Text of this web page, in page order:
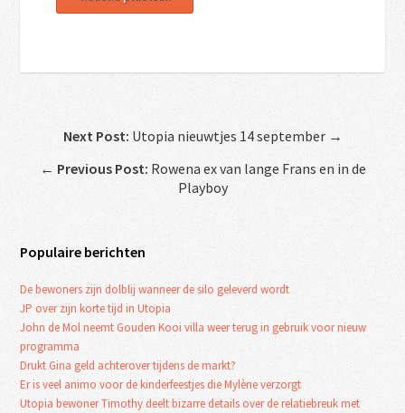
Next Post: Utopia nieuwtjes 14 september →
← Previous Post: Rowena ex van lange Frans en in de
Playboy
Populaire berichten
De bewoners zijn dolblij wanneer de silo geleverd wordt
JP over zijn korte tijd in Utopia
John de Mol neemt Gouden Kooi villa weer terug in gebruik voor nieuw
programma
Drukt Gina geld achterover tijdens de markt?
Er is veel animo voor de kinderfeestjes die Mylène verzorgt
Utopia bewoner Timothy deelt bizarre details over de relatiebreuk met